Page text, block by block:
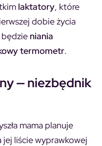
laktatory, które
dobie życia
niania
termometr.
— niezbędnik
mama planuje
jej liście wyprawkowej